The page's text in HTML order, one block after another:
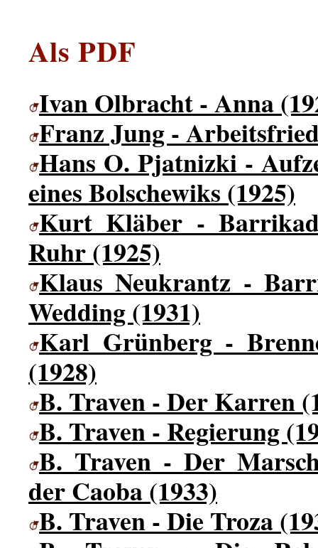
Als PDF
Ivan Olbracht - Anna
Franz Jung -
Hans O. Pjatnizki -
eines Bolschewiks (1925)
Kurt Kläber -
Ruhr (1925)
Klaus Neukrantz -
Wedding (1931)
Karl Grünberg -
(1928)
B. Traven - Der Karren
B. Traven - Regierung
B. Traven - Der
der Caoba (1933)
B. Traven - Die Troza